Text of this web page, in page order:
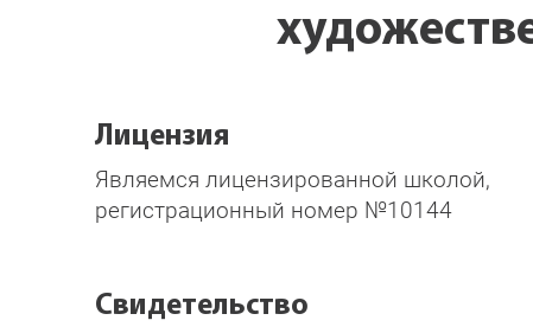
Лицензия
Являемся лицензированной школой,
регистрационный номер №10144
Свидетельство